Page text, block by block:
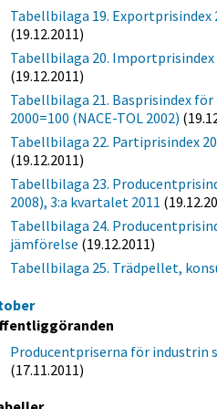
Tabellbilaga 19. Exportprisindex
(19.12.2011)
Tabellbilaga 20. Importprisindex
(19.12.2011)
Tabellbilaga 21. Basprisindex
2000=100 (NACE-TOL 2002)
Tabellbilaga 22. Partiprisindex
(19.12.2011)
Tabellbilaga 23.
2008), 3:a kvartalet 2011
Tabellbilaga 24.
jämförelse (19.12.2011)
Tabellbilaga 25. Trädpellet,
Producentpriserna för industrin
(17.11.2011)